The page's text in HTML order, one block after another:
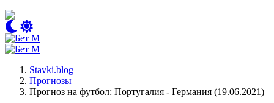
Stavki.blog
Прогнозы
Прогноз на футбол: Португалия - Германия (19.06.2021)